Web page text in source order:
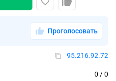
Проголосовать
95.216.92.72
0 / 0